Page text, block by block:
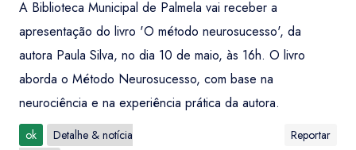
A Biblioteca Municipal de Palmela vai receber a
apresentação do livro 'O método neurosucesso', da
autora Paula Silva, no dia 10 de maio, às 16h. O livro
aborda o Método Neurosucesso, com base na
neurociência e na experiência prática da autora.
ok
Detalhe & notícia
Reportar